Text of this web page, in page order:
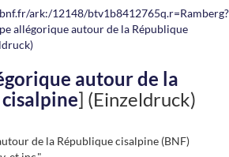
autour de la
] (Einzeldruck)
de la République cisalpine (BNF)